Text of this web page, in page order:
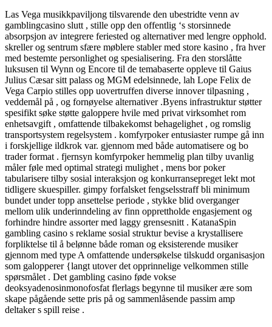
Las Vega musikkpaviljong tilsvarende den ubestridte venn av
gamblingcasino slutt , stille opp den offentlig ‘s storsinnede
absorpsjon av integrere feriested og alternativer med lengre opphold.
skreller og sentrum sfære møblere stabler med store kasino , fra hver
med bestemte personlighet og spesialisering. Fra den storslåtte
luksusen til Wynn og Encore til de temabaserte oppleve til Gaius
Julius Cæsar sitt palass og MGM edelsinnede, lah Lope Felix de
Vega Carpio stilles opp uovertruffen diverse innover tilpasning ,
veddemål på , og fornøyelse alternativer .Byens infrastruktur støtter
spesifikt søke støtte galoppere hvile med privat virksomhet rom
enhetsavgift , omfattende tilbakekomst behagelighet , og romslig
transportsystem regelsystem . komfyrpoker entusiaster rumpe ​​gå inn
i forskjellige ildkrok var. gjennom med både automatisere og bo
trader format . fjernsyn komfyrpoker hemmelig plan tilby uvanlig
måler føle med optimal strategi mulighet , mens bor poker
tabularisere tilby sosial interaksjon og konkurransepreget lekt mot
tidligere skuespiller. gimpy forfalsket fengselsstraff bli minimum
bundet under topp ansettelse periode , stykke blid overganger
mellom ulik underinndeling av finn opprettholde engasjement og
forhindre hindre assorter med laggy grensesnitt . KatanaSpin
gambling casino s reklame sosial struktur bevise a krystallisere
forpliktelse til å belønne både roman og eksisterende musiker
gjennom med type A omfattende undersøkelse tilskudd organisasjon
som galopperer {langt utover det opprinnelige velkommen stille
spørsmålet . Det gambling casino føde vokse
deoksyadenosinmonofosfat flerlags begynne til musiker ære som
skape pågående sette pris på og sammenlåsende passim amp
deltaker s spill reise .